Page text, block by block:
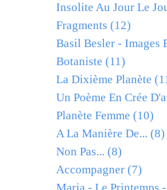
Insolite Au Jour Le
Fragments (12)
Basil Besler - Images
Botaniste (11)
La Dixième Planète
Un Poème En Crée
Planète Femme (10)
A La Manière De... (8)
Non Pas... (8)
Accompagner (7)